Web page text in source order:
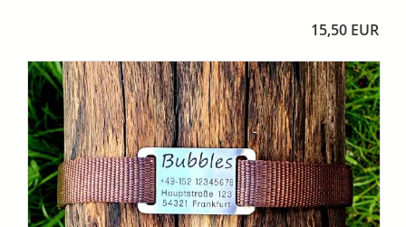
15,50 EUR